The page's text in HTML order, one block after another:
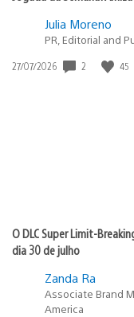
Julia Moreno
PR, Editorial and
Data
27/07/2026 2 45
O DLC Super Limit-
dia 30 de julho
Zanda Ra
Associate Brand
America